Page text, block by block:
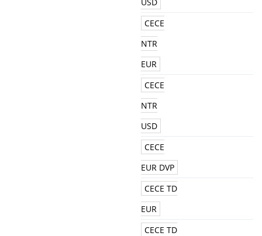
CECE
NTR
EUR
CECE
NTR
USD
CECE
EUR DVP
CECE TD
EUR
CECE TD